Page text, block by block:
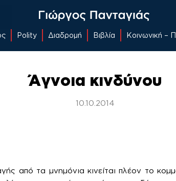
Polity Διαδρομή Βιβλία Κοινωνική –
Άγνοια κινδύνου
10.10.2014
από τα μνημόνια κινείται πλέον το